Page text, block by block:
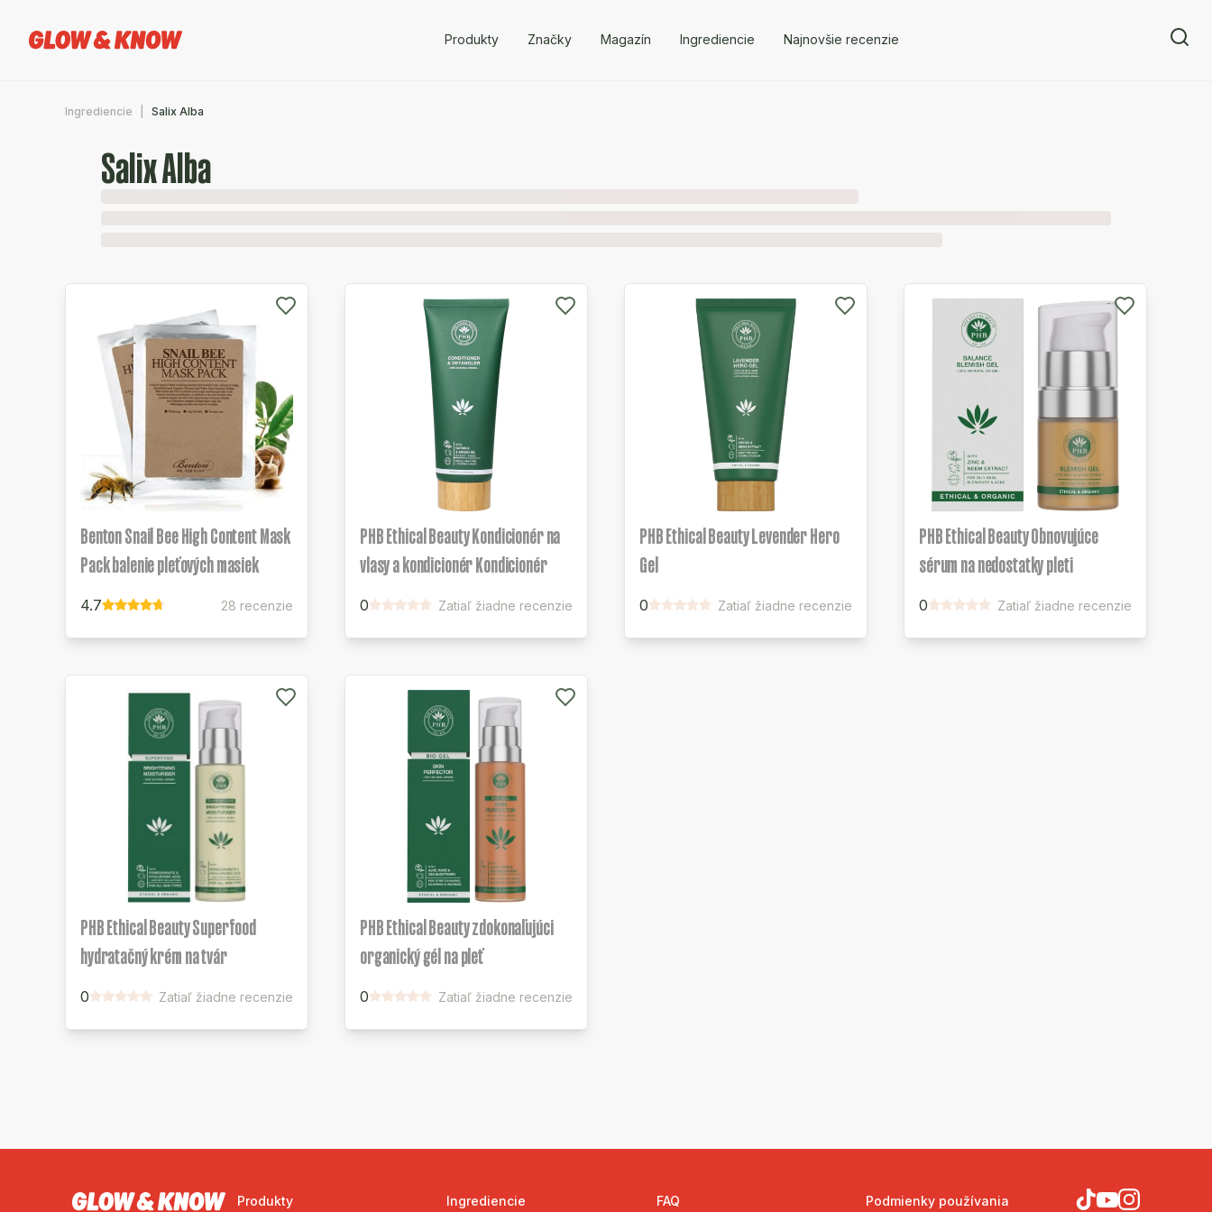
Produkty Značky Magazín Ingrediencie Najnovšie recenzie
Ingrediencie Salix Alba
Salix Alba
Benton Snail Bee High Content Mask
Pack balenie pleťových masiek
4.7 28 recenzie
PHB Ethical Beauty Kondicionér na
vlasy a kondicionér Kondicionér
0 Zatiaľ žiadne recenzie
PHB Ethical Beauty Levender Hero
Gel
0 Zatiaľ žiadne recenzie
PHB Ethical Beauty Obnovujúce
sérum na nedostatky pleti
0 Zatiaľ žiadne recenzie
PHB Ethical Beauty Superfood
hydratačný krém na tvár
0 Zatiaľ žiadne recenzie
PHB Ethical Beauty zdokonaľujúci
organický gél na pleť
0 Zatiaľ žiadne recenzie
Produkty Ingrediencie FAQ
Podmienky používania